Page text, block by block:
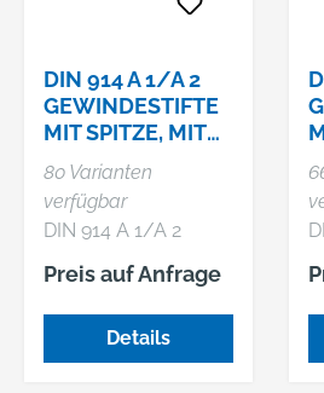
DIN 914 A 1/A 2
GEWINDESTIFTE
MIT SPITZE, MIT
INNENSECHSKAN
T
80 Varianten
verfügbar
DIN 914 A 1/A 2
Gewindestifte mit
Spitze, mit
Innensechskant
Preis auf Anfrage
Details
T